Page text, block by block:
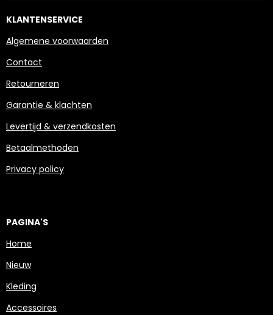
KLANTENSERVICE
Algemene voorwaarden
Contact
Retourneren
Garantie & klachten
Levertijd & verzendkosten
Betaalmethoden
Privacy policy
PAGINA'S
Home
Nieuw
Kleding
Accessoires